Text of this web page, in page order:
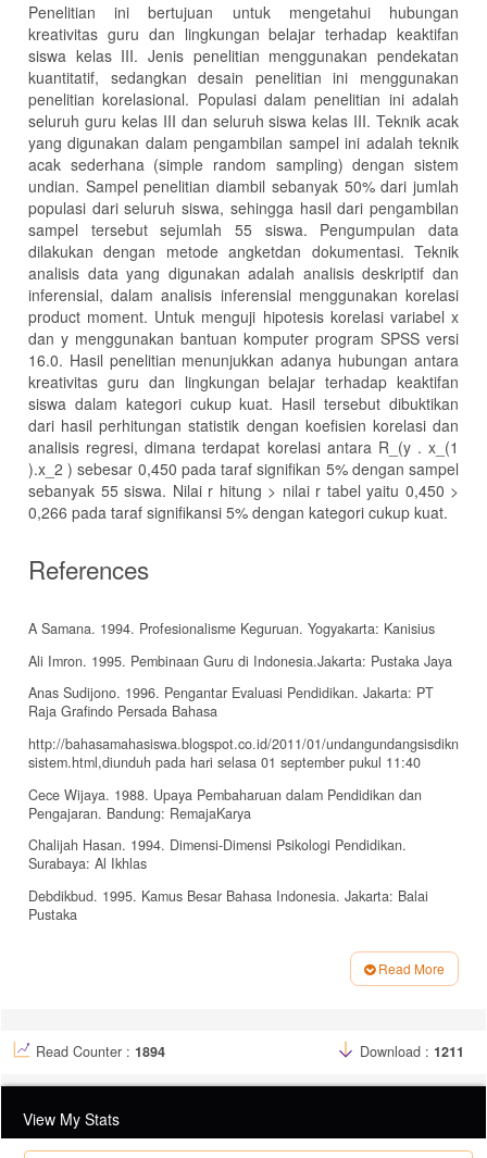
Penelitian ini bertujuan untuk mengetahui hubungan
kreativitas guru dan lingkungan belajar terhadap keaktifan
siswa kelas III. Jenis penelitian menggunakan pendekatan
kuantitatif, sedangkan desain penelitian ini menggunakan
penelitian korelasional. Populasi dalam penelitian ini adalah
seluruh guru kelas III dan seluruh siswa kelas III. Teknik acak
yang digunakan dalam pengambilan sampel ini adalah teknik
acak sederhana (simple random sampling) dengan sistem
undian. Sampel penelitian diambil sebanyak 50% dari jumlah
populasi dari seluruh siswa, sehingga hasil dari pengambilan
sampel tersebut sejumlah 55 siswa. Pengumpulan data
dilakukan dengan metode angketdan dokumentasi. Teknik
analisis data yang digunakan adalah analisis deskriptif dan
inferensial, dalam analisis inferensial menggunakan korelasi
product moment. Untuk menguji hipotesis korelasi variabel x
dan y menggunakan bantuan komputer program SPSS versi
16.0. Hasil penelitian menunjukkan adanya hubungan antara
kreativitas guru dan lingkungan belajar terhadap keaktifan
siswa dalam kategori cukup kuat. Hasil tersebut dibuktikan
dari hasil perhitungan statistik dengan koefisien korelasi dan
analisis regresi, dimana terdapat korelasi antara R_(y . x_(1
).x_2 ) sebesar 0,450 pada taraf signifikan 5% dengan sampel
sebanyak 55 siswa. Nilai r hitung > nilai r tabel yaitu 0,450 >
0,266 pada taraf signifikansi 5% dengan kategori cukup kuat.
References
A Samana. 1994. Profesionalisme Keguruan. Yogyakarta: Kanisius
Ali Imron. 1995. Pembinaan Guru di Indonesia.Jakarta: Pustaka Jaya
Anas Sudijono. 1996. Pengantar Evaluasi Pendidikan. Jakarta: PT
Raja Grafindo Persada Bahasa
http://bahasamahasiswa.blogspot.co.id/2011/01/undangundangsisdiknas-
sistem.html,diunduh pada hari selasa 01 september pukul 11:40
Cece Wijaya. 1988. Upaya Pembaharuan dalam Pendidikan dan
Pengajaran. Bandung: RemajaKarya
Chalijah Hasan. 1994. Dimensi-Dimensi Psikologi Pendidikan.
Surabaya: Al Ikhlas
Debdikbud. 1995. Kamus Besar Bahasa Indonesia. Jakarta: Balai
Pustaka
Lingkungan Sekolah, Peran Guru dalam Proses Pembelajaran
terhadap Motivasi Belajar Siswa, http://devamelodica.com/contoh-
siswa, diunduh Minggu, 3 Oktober 2015
E Mulyasa. 2009. Menjadi Kepala Sekolah Profesional. Bandung: PT
Irwanto. 2012. Komputasi Data Statistik Untuk Penelitian,
(Pengolahan dan Analisis Data Penelitian dengan Ms Excel dan
Read More
Read Counter : 1894 Download : 1211
View My Stats